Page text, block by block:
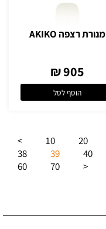
מנורת רצפה AKIKO
905 ₪
הוסף לסל
> 10 20
38
39 40
60
70 <